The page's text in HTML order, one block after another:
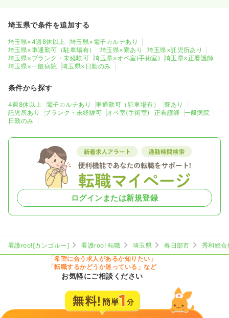
埼玉県で条件を追加する
埼玉県×4週8休以上
埼玉県×電子カルテあり
埼玉県×車通勤可（駐車場有）
埼玉県×寮あり
埼玉県×託児所あり
埼玉県×ブランク・未経験可
埼玉県×オペ室(手術室)
埼玉県×正看護師
埼玉県×一般病院
埼玉県×日勤のみ
条件から探す
4週8休以上 電子カルテあり 車通勤可（駐車場有）
寮あり
託児所あり
ブランク・未経験可 オペ室(手術室) 正看護師
一般病院
日勤のみ
ログインまたは新規登録
看護roo![カンゴルー] 看護roo! 転職 埼玉県 春日部市
秀和総合
「希望に合う求人があるか知りたい」
「転職するかどうか迷っている」など
お気軽にご相談ください